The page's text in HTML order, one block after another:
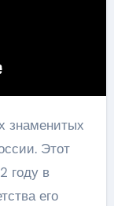
знаменитых
Этот
году в
его